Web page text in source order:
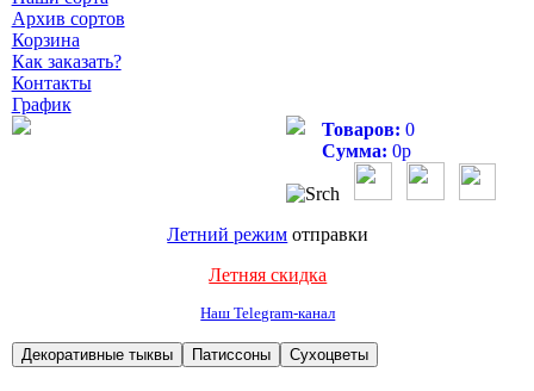
Архив сортов
Корзина
Как заказать?
Контакты
График
Товаров: 0
Сумма: 0р
Летний режим отправки
Летняя скидка
Наш Telegram-канал